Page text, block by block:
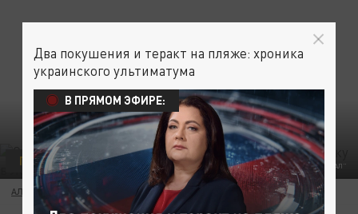
ФОТО: "ЦАРЬГРАД УРАЛ"
ПРОИСШЕСТВИЯ
АЛЕКСЕЙ ПЕТРОВ 12 МАЯ 11:01
Два покушения и теракт на пляже: хроника
украинского ультиматума
В ПРЯМОМ ЭФИРЕ: